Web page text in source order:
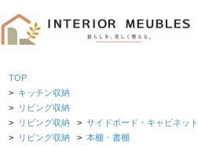
TOP
> キッチン収納
> リビング収納
> リビング収納 > サイドボード・キャビネット
> リビング収納 > 本棚・書棚